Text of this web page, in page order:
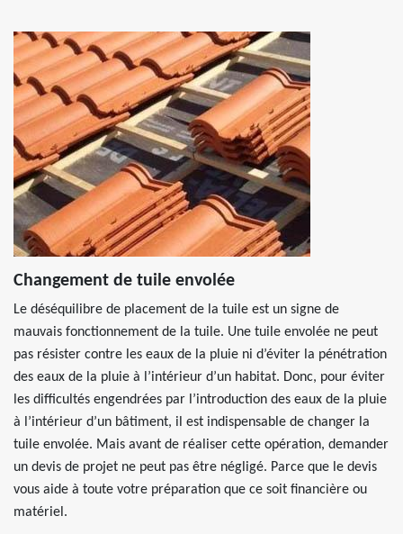
Changement de tuile envolée
Le déséquilibre de placement de la tuile est un signe de
mauvais fonctionnement de la tuile. Une tuile envolée ne peut
pas résister contre les eaux de la pluie ni d’éviter la pénétration
des eaux de la pluie à l’intérieur d’un habitat. Donc, pour éviter
les difficultés engendrées par l’introduction des eaux de la pluie
à l’intérieur d’un bâtiment, il est indispensable de changer la
tuile envolée. Mais avant de réaliser cette opération, demander
un devis de projet ne peut pas être négligé. Parce que le devis
vous aide à toute votre préparation que ce soit financière ou
matériel.